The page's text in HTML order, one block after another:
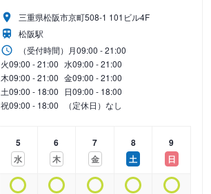
三重県松阪市京町508-1 101ビル4F
松阪駅
（受付時間） 月09:00 - 21:00
火09:00 - 21:00 水09:00 - 21:00
木09:00 - 21:00 金09:00 - 21:00
土09:00 - 18:00 日09:00 - 18:00
祝09:00 - 18:00 （定休日）なし
5
水
6
木
7
金
8
土
9
日